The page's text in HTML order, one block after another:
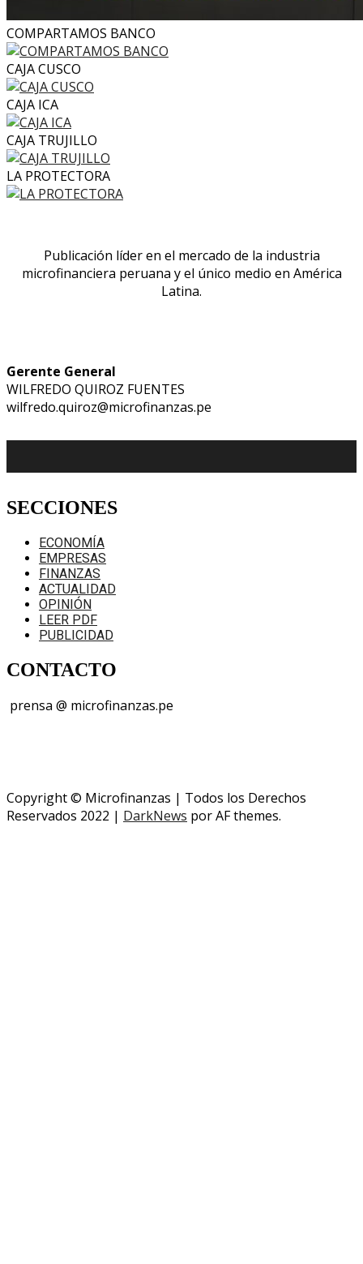
COMPARTAMOS BANCO
CAJA CUSCO
CAJA ICA
CAJA TRUJILLO
LA PROTECTORA
Publicación líder en el mercado de la industria
microfinanciera peruana y el único medio en América
Latina.
Gerente General
WILFREDO QUIROZ FUENTES
wilfredo.quiroz@microfinanzas.pe
SECCIONES
ECONOMÍA
EMPRESAS
FINANZAS
ACTUALIDAD
OPINIÓN
LEER PDF
PUBLICIDAD
CONTACTO
prensa @ microfinanzas.pe
Copyright © Microfinanzas | Todos los Derechos
Reservados 2022 | DarkNews por AF themes.